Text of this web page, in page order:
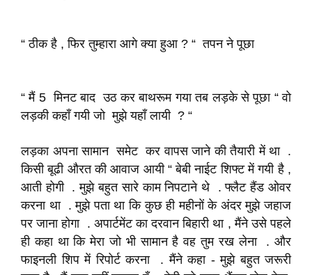
“ ठीक है , फिर तुम्हारा आगे क्या हुआ ? “ तपन ने पूछा
“ मैं 5 मिनट बाद उठ कर बाथरूम गया तब लड़के से पूछा “ वो
लड़की कहाँ गयी जो मुझे यहाँ लायी ? “
लड़का अपना सामान समेट कर वापस जाने की तैयारी में था .
किसी बूढी औरत की आवाज आयी “ बेबी नाईट शिफ्ट में गयी है ,
आती होगी . मुझे बहुत सारे काम निपटाने थे . फ्लैट हैंड ओवर
करना था . मुझे पता था कि कुछ ही महीनों के अंदर मुझे जहाज
पर जाना होगा . अपार्टमेंट का दरवान बिहारी था , मैंने उसे पहले
ही कहा था कि मेरा जो भी सामान है वह तुम रख लेना . और
फाइनली शिप में रिपोर्ट करना . मैंने कहा - मुझे बहुत जरूरी